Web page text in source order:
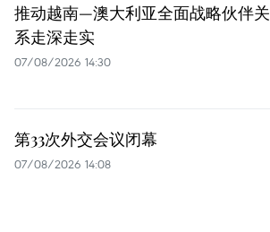
推动越南—澳大利亚全面战略伙伴关
系走深走实
07/08/2026 14:30
第33次外交会议闭幕
07/08/2026 14:08